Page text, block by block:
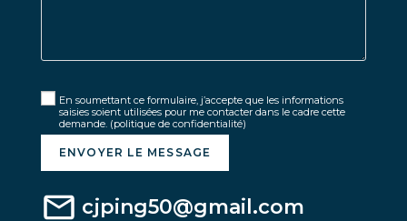
En soumettant ce formulaire, j’accepte que les informations
saisies soient utilisées pour me contacter dans le cadre cette
demande. (politique de confidentialité)
ENVOYER LE MESSAGE
cjping50@gmail.com